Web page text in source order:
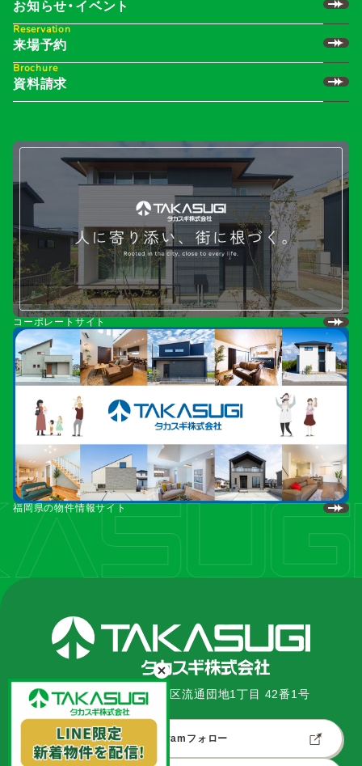
〒862-0967 熊本市南区流通団地1丁目 42番1号
Instagramフォロー
お知らせ・イベント
Reservation
来場予約
Brochure
資料請求
コーポレートサイト
福岡県の物件情報サイト